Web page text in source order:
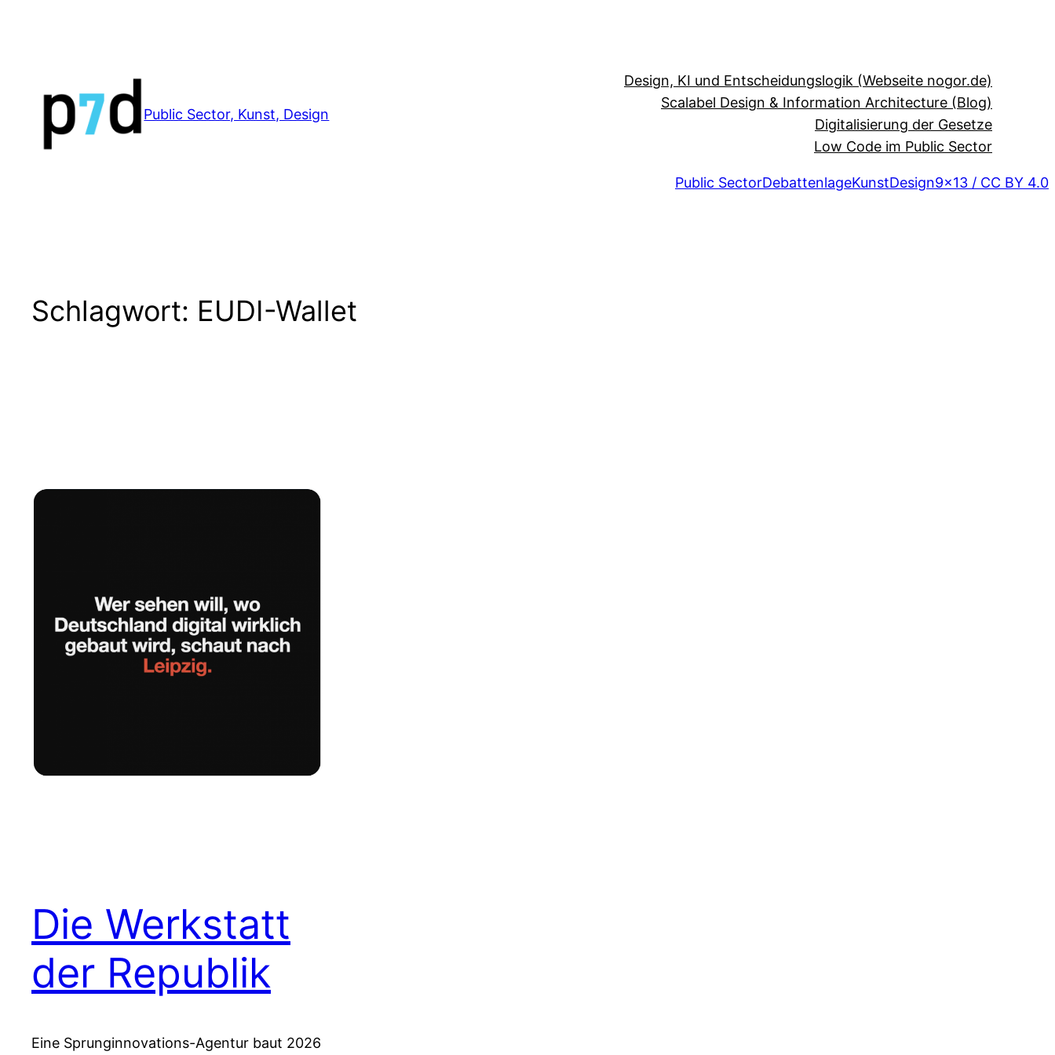
Public Sector, Kunst, Design
Design, KI und Entscheidungslogik (Webseite nogor.de)
Scalabel Design & Information Architecture (Blog)
Digitalisierung der Gesetze
Low Code im Public Sector
Public SectorDebattenlageKunstDesign9×13 / CC BY 4.0
Schlagwort: EUDI-Wallet
Die Werkstatt
der Republik
Eine Sprunginnovations-Agentur baut 2026